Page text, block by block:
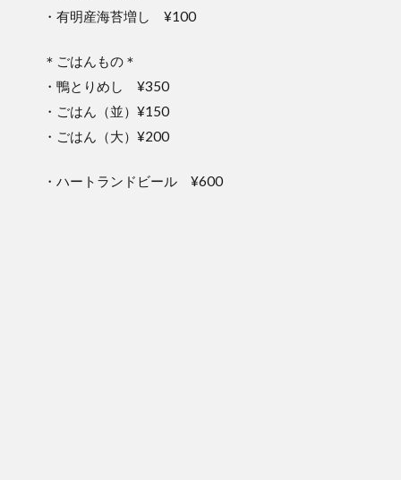
・有明産海苔増し ¥100
＊ごはんもの＊
・鴨とりめし ¥350
・ごはん（並）¥150
・ごはん（大）¥200
・ハートランドビール ¥600